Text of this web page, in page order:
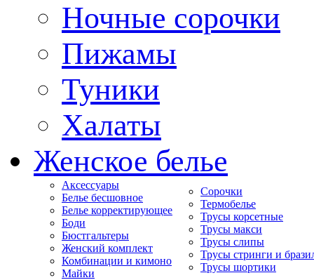
Ночные сорочки
Пижамы
Туники
Халаты
Женское белье
Аксессуары
Белье бесшовное
Белье корректирующее
Боди
Бюстгальтеры
Женский комплект
Комбинации и кимоно
Майки
Сорочки
Термобелье
Трусы корсетные
Трусы макси
Трусы слипы
Трусы стринги и
Трусы шортики